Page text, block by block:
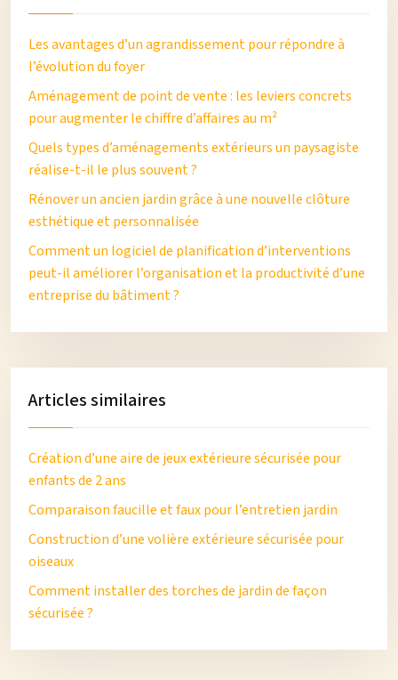
Les avantages d’un agrandissement pour répondre à
l’évolution du foyer
Aménagement de point de vente : les leviers concrets
pour augmenter le chiffre d’affaires au m²
Quels types d’aménagements extérieurs un paysagiste
réalise-t-il le plus souvent ?
Rénover un ancien jardin grâce à une nouvelle clôture
esthétique et personnalisée
Comment un logiciel de planification d’interventions
peut-il améliorer l’organisation et la productivité d’une
entreprise du bâtiment ?
Articles similaires
Création d’une aire de jeux extérieure sécurisée pour
enfants de 2 ans
Comparaison faucille et faux pour l’entretien jardin
Construction d’une volière extérieure sécurisée pour
oiseaux
Comment installer des torches de jardin de façon
sécurisée ?